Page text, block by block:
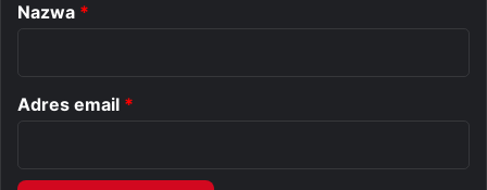
r
Nazwa *
Adres email *